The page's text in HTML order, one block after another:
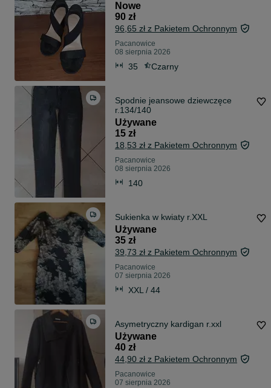
Nowe
90 zł
96,65 zł z Pakietem Ochronnym
Pacanowice
08 sierpnia 2026
35 Czarny
Spodnie jeansowe dziewczęce
r.134/140
Używane
15 zł
18,53 zł z Pakietem Ochronnym
Pacanowice
08 sierpnia 2026
140
Sukienka w kwiaty r.XXL
Używane
35 zł
39,73 zł z Pakietem Ochronnym
Pacanowice
07 sierpnia 2026
XXL / 44
Asymetryczny kardigan r.xxl
Używane
40 zł
44,90 zł z Pakietem Ochronnym
Pacanowice
07 sierpnia 2026